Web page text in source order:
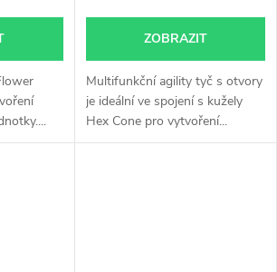
ZOBRAZIT
Multifunkční agility tyč s otvory
je ideální ve spojení s kužely
Hex Cone pro vytvoření...